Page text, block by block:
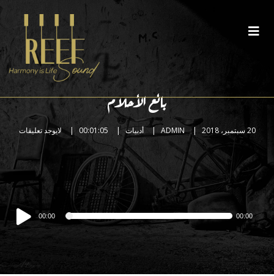
بائع الأحلام
20 سبتمبر، 2018 ADMIN أدبيات 00:01:05 لايوجد تعليقات
مشغل
الصوت
00:00 00:00